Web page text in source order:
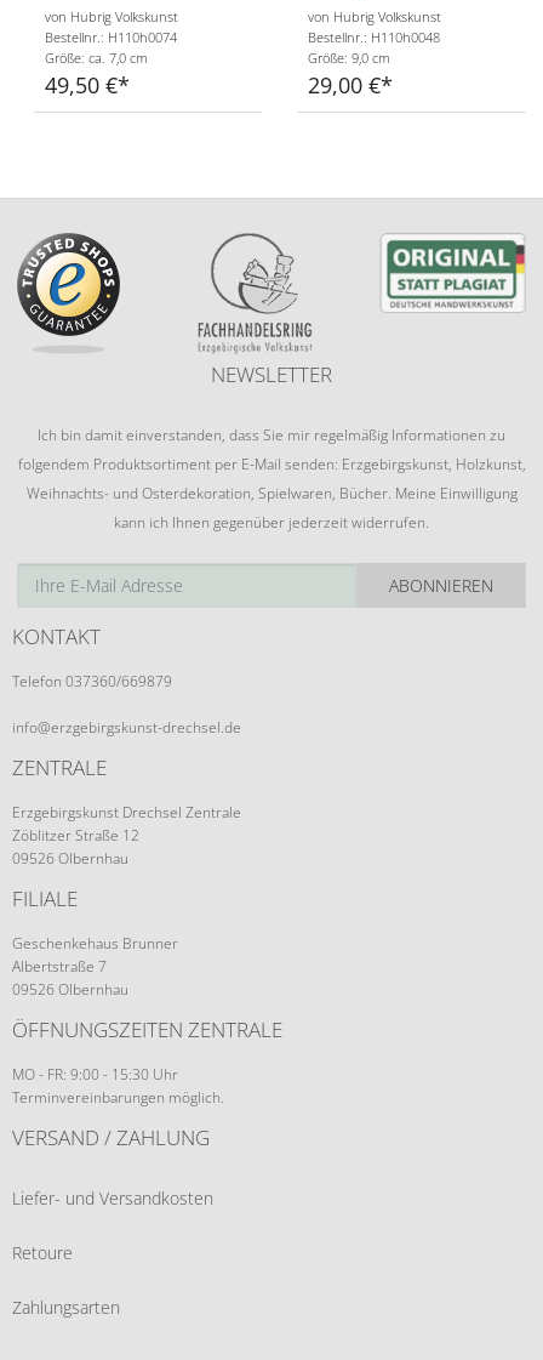
von Hubrig Volkskunst
Bestellnr.: H110h0074
Größe: ca. 7,0 cm
49,50 €
von Hubrig Volkskunst
Bestellnr.: H110h0048
Größe: 9,0 cm
29,00 €
NEWSLETTER
Ich bin damit einverstanden, dass Sie mir regelmäßig Informationen zu
folgendem Produktsortiment per E-Mail senden: Erzgebirgskunst, Holzkunst,
Weihnachts- und Osterdekoration, Spielwaren, Bücher. Meine Einwilligung
kann ich Ihnen gegenüber jederzeit widerrufen.
ABONNIEREN
KONTAKT
Telefon 037360/669879
info@erzgebirgskunst-drechsel.de
ZENTRALE
Erzgebirgskunst Drechsel Zentrale
Zöblitzer Straße 12
09526 Olbernhau
FILIALE
Geschenkehaus Brunner
Albertstraße 7
09526 Olbernhau
ÖFFNUNGSZEITEN ZENTRALE
MO - FR: 9:00 - 15:30 Uhr
Terminvereinbarungen möglich.
VERSAND / ZAHLUNG
Liefer- und Versandkosten
Retoure
Zahlungsarten